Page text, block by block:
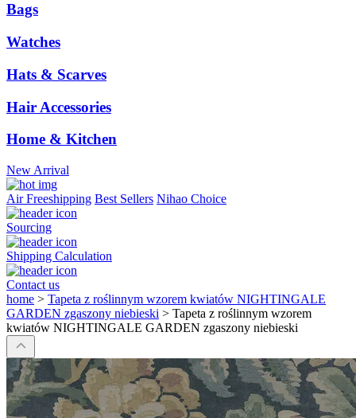
Bags
Watches
Hats & Scarves
Hair Accessories
Home & Kitchen
New Arrival
Air Freeshipping Best Sellers Nihao Choice
Sourcing
Shipping Calculation
Contact us
home > Tapeta z roślinnym wzorem kwiatów NIGHTINGALE
GARDEN zgaszony niebieski > Tapeta z roślinnym wzorem
kwiatów NIGHTINGALE GARDEN zgaszony niebieski